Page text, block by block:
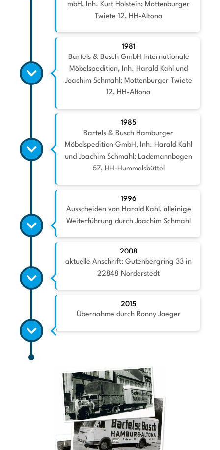
mbH, Inh. Kurt Holstein; Mottenburger
Twiete 12, HH-Altona
1981
Bartels & Busch GmbH Internationale
Möbelspedition, Inh. Harald Kahl und
Joachim Schmahl; Mottenburger Twiete
12, HH-Altona
1985
Bartels & Busch Hamburger
Möbelspedition GmbH, Inh. Harald Kahl
und Joachim Schmahl; Lademannbogen
57, HH-Hummelsbüttel
1996
Ausscheiden von Harald Kahl, alleinige
Weiterführung durch Joachim Schmahl
2008
aktuelle Anschrift: Gutenbergring 33 in
22848 Norderstedt
2015
Übernahme durch Ronny Jaeger